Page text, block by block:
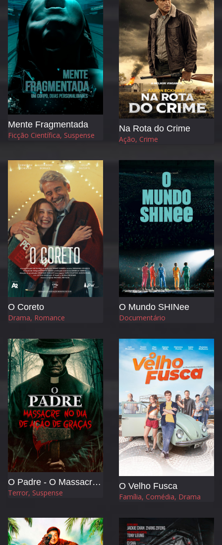
Mente Fragmentada
Ficção Científica, Suspense
Na Rota do Crime
Ação, Crime
O Coreto
Drama, Romance
O Mundo SHINee
Documentário
O Padre - O Massacre no Dia de Ação de Graças
Terror, Suspense
O Velho Fusca
Família, Comédia, Drama